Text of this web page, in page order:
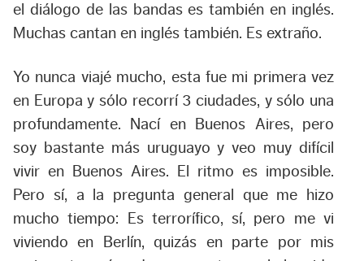
el diálogo de las bandas es también en inglés.
Muchas cantan en inglés también. Es extraño.
Yo nunca viajé mucho, esta fue mi primera vez
en Europa y sólo recorrí 3 ciudades, y sólo una
profundamente. Nací en Buenos Aires, pero
soy bastante más uruguayo y veo muy difícil
vivir en Buenos Aires. El ritmo es imposible.
Pero sí, a la pregunta general que me hizo
mucho tiempo: Es terrorífico, sí, pero me vi
viviendo en Berlín, quizás en parte por mis